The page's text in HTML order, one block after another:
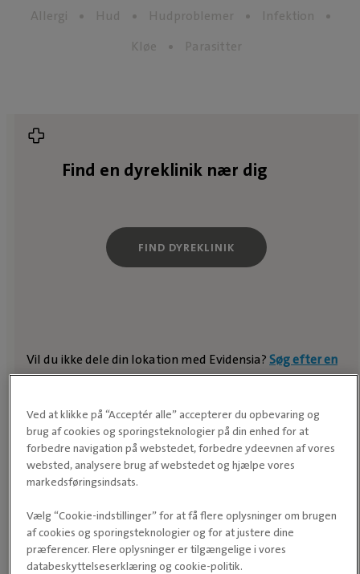
Allergi Hud Hudproblemer
Infektion
Kløe
Parasitter
Find en dyreklinik nær dig
FIND DYREKLINIK
Vil du ikke dele din lokation med Evidensia?Søg efter en
dyreklinikistedet.
Ved at klikke på “Acceptér alle” accepterer du opbevaring og
brug af cookies og sporingsteknologier på din enhed for at
forbedre navigation på webstedet, forbedre ydeevnen af vores
websted, analysere brug af webstedet og hjælpe vores
markedsføringsindsats.
Vælg “Cookie-indstillinger” for at få flere oplysninger om brugen
af cookies og sporingsteknologier og for at justere dine
præferencer. Flere oplysninger er tilgængelige i vores
databeskyttelseserklæring og cookie-politik.